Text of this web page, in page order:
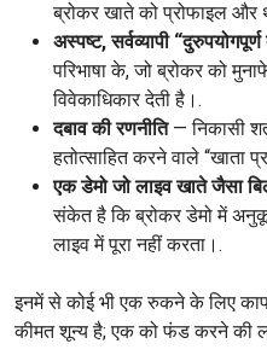
ब्रोकर खाते को प्रोफाइल और
अस्पष्ट, सर्वव्यापी
परिभाषा के, जो ब्रोकर को
विवेकाधिकार देती है।.
दबाव की रणनीति— निकासी
हतोत्साहित करने वाले “खाता
एक डेमो जो लाइव खाते जैसा
संकेत है कि ब्रोकर डेमो में
लाइव में पूरा नहीं करता।.
इनमें से कोई भी एक रुकने के लिए
कीमत शून्य है; एक को फंड करने की